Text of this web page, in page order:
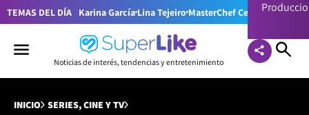
TEMAS DEL DÍA Karina García Lina Tejeiro MasterChef Celebrity
Noticias de interés, tendencias y entretenimiento
INICIO SERIES, CINE Y TV